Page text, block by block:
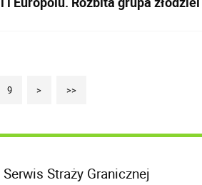
9 > >>
Serwis Straży Granicznej